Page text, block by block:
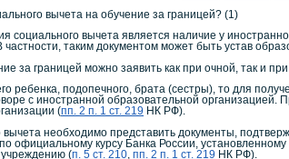
вычета на обучение за границей? (1)
социального вычета является наличие у
таким документом может быть устав
за границей можно заявить как при очной, так и
ребенка, подопечного, брата (сестры), то для
с иностранной образовательной
(пп. 2 п. 1 ст. 219 НК РФ).
вычета необходимо представить документы,
официальному курсу Банка России,
(п. 5 ст. 210 пп. 2 п. 1 ст. 219 НК РФ).